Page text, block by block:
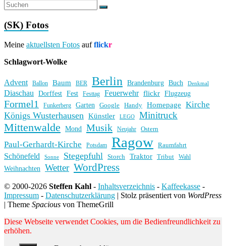
(SK) Fotos
Meine aktuellsten Fotos aufflickr
Schlagwort-Wolke
Advent Ballon Baum BER Berlin Brandenburg Buch Denkmal
Diaschau Dorffest Fest Festtag Feuerwehr flickr Flugzeug
Formel1 Funkerberg Garten Google Handy Homepage Kirche
Königs Wusterhausen Künstler LEGO Minitruck
Mittenwalde Mond Musik Neujahr Ostern
Paul-Gerhardt-Kirche Potsdam Ragow Raumfahrt
Schönefeld Sonne Stegepfuhl Storch Traktor Tribut Wahl
Weihnachten Wetter WordPress
© 2000-2026 Steffen Kahl - Inhaltsverzeichnis - Kaffeekasse -
Impressum - Datenschutzerklärung | Stolz präsentiert von WordPress
| Theme Spacious von ThemeGrill
Diese Webseite verwendet Cookies, um die Bedienfreundlichkeit zu
erhöhen.